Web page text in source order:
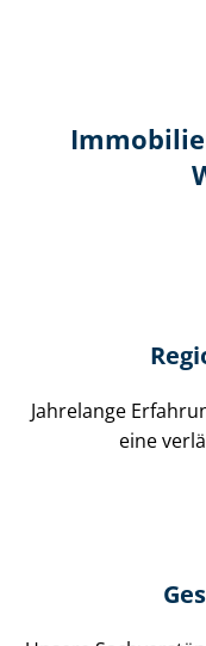
Jahrelange
eine